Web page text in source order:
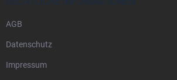
AGB
Datenschutz
Impressum